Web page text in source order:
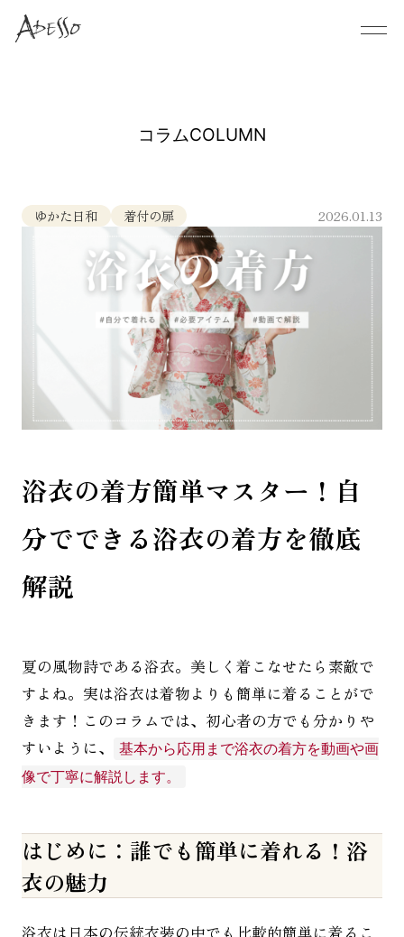
コラムCOLUMN
ゆかた日和 着付の扉 2026.01.13
浴衣の着方簡単マスター！自
分でできる浴衣の着方を徹底
解説
夏の風物詩である浴衣。美しく着こなせたら素敵で
すよね。実は浴衣は着物よりも簡単に着ることがで
きます！このコラムでは、初心者の方でも分かりや
すいように、
基本から応用まで浴衣の着方を動画や画
像で丁寧に解説します。
はじめに：誰でも簡単に着れる！浴
衣の魅力